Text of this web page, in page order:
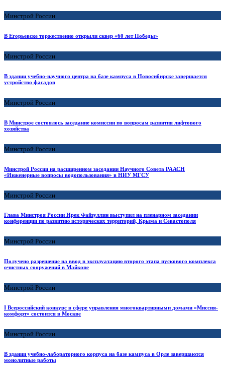
Минстрой России
В Егорьевске торжественно открыли сквер «60 лет Победы»
Минстрой России
В здании учебно-научного центра на базе кампуса в Новосибирске завершается
устройство фасадов
Минстрой России
В Минстрое состоялось заседание комиссии по вопросам развития лифтового
хозяйства
Минстрой России
Минстрой России на расширенном заседании Научного Совета РААСН
«Инженерные вопросы водопользования» в НИУ МГСУ
Минстрой России
Глава Минстроя России Ирек Файзуллин выступил на пленарном заседании
конференции по развитию исторических территорий, Крыма и Севастополя
Минстрой России
Получено разрешение на ввод в эксплуатацию второго этапа пускового комплекса
очистных сооружений в Майкопе
Минстрой России
I Всероссийский конкурс в сфере управления многоквартирными домами «Миссия-
комфорт» состоится в Москве
Минстрой России
В здании учебно-лабораторного корпуса на базе кампуса в Орле завершаются
монолитные работы